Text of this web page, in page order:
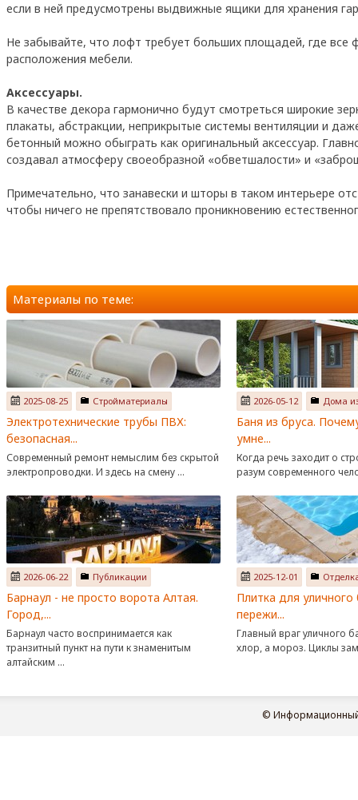
если в ней предусмотрены выдвижные ящики для хранения
Не забывайте, что лофт требует больших площадей, где
расположения мебели.
Аксессуары.
В качестве декора гармонично будут смотреться широкие
плакаты, абстракции, неприкрытые системы вентиляции и
бетонный можно обыграть как оригинальный аксессуар.
создавал атмосферу своеобразной «обветшалости» и
Примечательно, что занавески и шторы в таком интерьере
чтобы ничего не препятствовало проникновению
Материалы по теме:
2025-08-25 Стройматериалы
Электротехнические трубы ПВХ:
безопасная...
Современный ремонт немыслим без скрытой
электропроводки. И здесь на смену ...
2026-05-12 Дома
Баня из бруса.
умне...
Когда речь заходит о
разум современного
2026-06-22 Публикации
Барнаул - не просто ворота Алтая.
Город,...
Барнаул часто воспринимается как
транзитный пункт на пути к знаменитым
алтайским ...
2025-12-01
Плитка для уличного
пережи...
Главный враг уличного
хлор, а мороз. Циклы
© Информационный